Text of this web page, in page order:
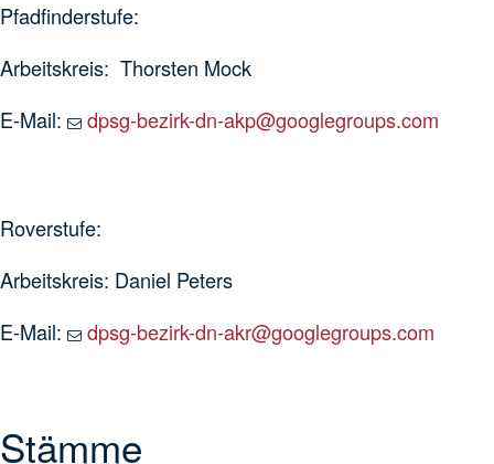
Pfadfinderstufe:
Arbeitskreis: Thorsten Mock
E-Mail:
dpsg-bezirk-dn-akp@googlegroups.com
Roverstufe:
Arbeitskreis: Daniel Peters
E-Mail:
dpsg-bezirk-dn-akr@googlegroups.com
Stämme